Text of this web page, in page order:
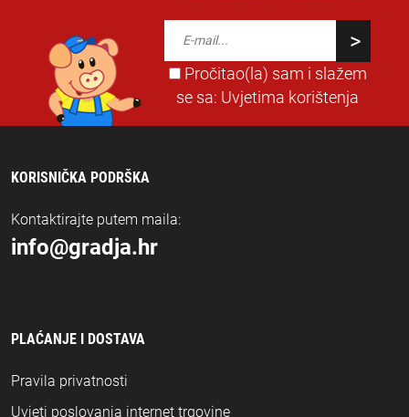
Pročitao(la) sam i slažem
se sa: Uvjetima korištenja
KORISNIČKA PODRŠKA
Kontaktirajte putem maila:
info@gradja.hr
PLAĆANJE I DOSTAVA
Pravila privatnosti
Uvjeti poslovanja internet trgovine